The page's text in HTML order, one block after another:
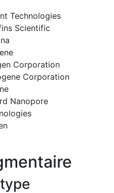
Technologies
Scientific
Corporation
Corporation
Nanopore